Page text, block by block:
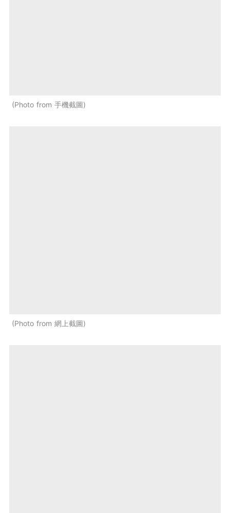
Photo from 手機截圖
Photo from 網上截圖